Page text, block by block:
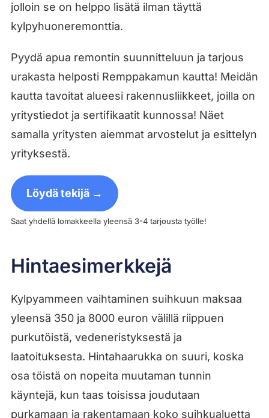
jolloin se on helppo lisätä ilman täyttä
kylpyhuoneremonttia.
Pyydä apua remontin suunnitteluun ja tarjous
urakasta helposti Remppakamun kautta! Meidän
kautta tavoitat alueesi rakennusliikkeet, joilla on
yritystiedot ja sertifikaatit kunnossa! Näet
samalla yritysten aiemmat arvostelut ja esittelyn
yrityksestä.
Löydä tekijä →
Saat yhdellä lomakkeella yleensä 3-4 tarjousta työlle!
Hintaesimerkkejä
Kylpyammeen vaihtaminen suihkuun maksaa
yleensä 350 ja 8000 euron välillä riippuen
purkutöistä, vedeneristyksestä ja
laatoituksesta. Hintahaarukka on suuri, koska
osa töistä on nopeita muutaman tunnin
käyntejä, kun taas toisissa joudutaan
purkamaan ja rakentamaan koko suihkualuetta